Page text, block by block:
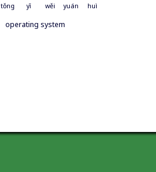
tǒng yī wěi yuán huì
operating system